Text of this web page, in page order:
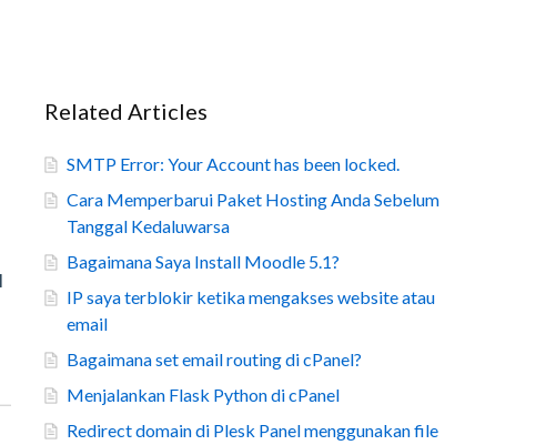
Related Articles
SMTP Error: Your Account has been locked.
Cara Memperbarui Paket Hosting Anda Sebelum
Tanggal Kedaluwarsa
Bagaimana Saya Install Moodle 5.1?
IP saya terblokir ketika mengakses website atau
email
Bagaimana set email routing di cPanel?
Menjalankan Flask Python di cPanel
Redirect domain di Plesk Panel menggunakan file